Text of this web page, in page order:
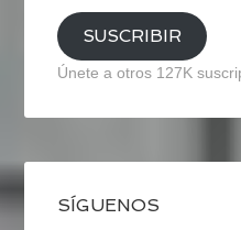
SUSCRIBIR
Únete a otros 127K
SÍGUENOS